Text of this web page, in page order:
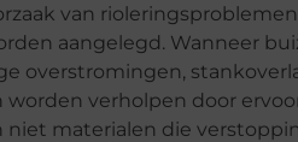
van
aangelegd. Wanneer
overstromingen,
verholpen door
materialen die